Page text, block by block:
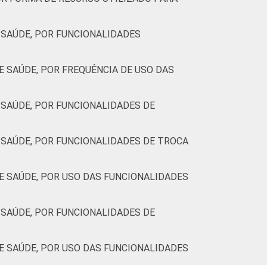
POR FUNCIONALIDADES
POR FREQUÊNCIA DE USO DAS
POR FUNCIONALIDADES DE
POR FUNCIONALIDADES DE TROCA
POR USO DAS FUNCIONALIDADES
POR FUNCIONALIDADES DE
POR USO DAS FUNCIONALIDADES